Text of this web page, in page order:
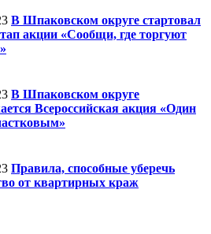
В Шпаковском округе стартовал
акции «Сообщи, где торгуют
В Шпаковском округе
Всероссийская акция «Один
Правила, способные уберечь
от квартирных краж